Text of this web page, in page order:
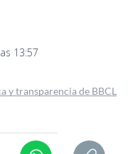
13:57
y transparencia de BBCL